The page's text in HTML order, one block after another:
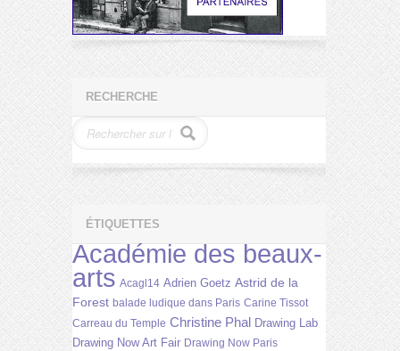
RECHERCHE
ÉTIQUETTES
Académie des beaux-
arts Acagl14 Adrien Goetz Astrid de la
Forest balade ludique dans Paris Carine Tissot
Carreau du Temple Christine Phal Drawing Lab
Drawing Now Art Fair Drawing Now Paris